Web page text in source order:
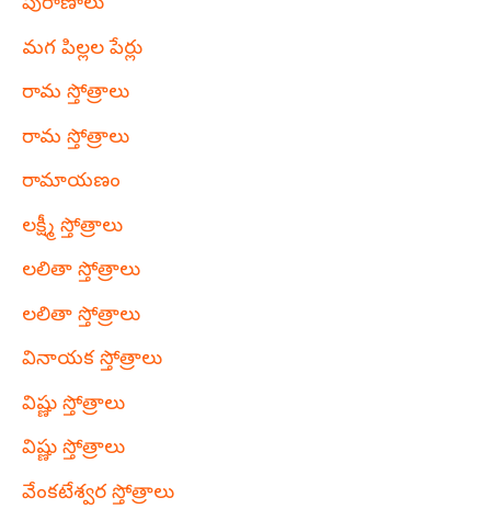
మగ పిల్లల పేర్లు
రామ స్తోత్రాలు
రామ స్తోత్రాలు
రామాయణం
లక్ష్మీ స్తోత్రాలు
లలితా స్తోత్రాలు
లలితా స్తోత్రాలు
వినాయక స్తోత్రాలు
విష్ణు స్తోత్రాలు
విష్ణు స్తోత్రాలు
వేంకటేశ్వర స్తోత్రాలు